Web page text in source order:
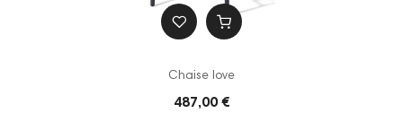
Chaise love
487,00 €